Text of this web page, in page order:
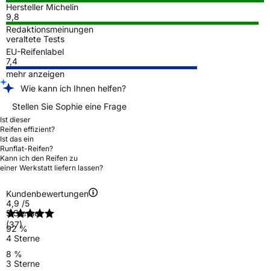
Hersteller Michelin
9,8
Redaktionsmeinungen
veraltete Tests
EU-Reifenlabel
7,4
mehr anzeigen
Wie kann ich Ihnen helfen?
Stellen Sie Sophie eine Frage
Ist dieser
Reifen effizient?
Ist das ein
Runflat-Reifen?
Kann ich den Reifen zu
einer Werkstatt liefern lassen?
Kundenbewertungen
4,9 /5
(37)
5 Sterne
92 %
4 Sterne
8 %
3 Sterne